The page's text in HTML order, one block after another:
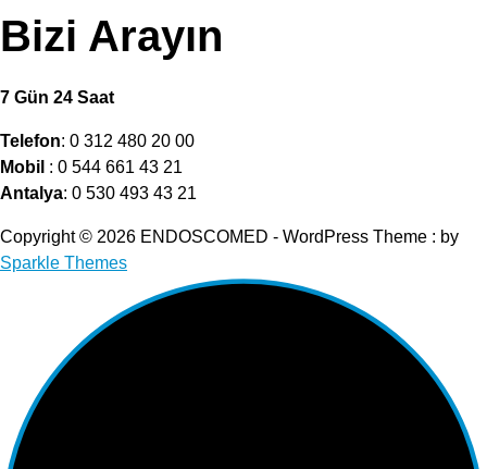
Bizi Arayın
7 Gün 24 Saat
Telefon: 0 312 480 20 00
Mobil : 0 544 661 43 21
Antalya: 0 530 493 43 21
Copyright © 2026 ENDOSCOMED - WordPress Theme : by
Sparkle Themes